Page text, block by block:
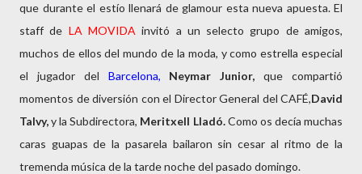
que durante el estío llenará de glamour esta nueva apuesta. El
staff de LA MOVIDA invitó a un selecto grupo de amigos,
muchos de ellos del mundo de la moda, y como estrella especial
el jugador del Barcelona, Neymar Junior, que compartió
momentos de diversión con el Director General del CAFÉ,David
Talvy,y la Subdirectora, Meritxell Lladó.Como os decía muchas
caras guapas de la pasarela bailaron sin cesar al ritmo de la
tremenda música de la tarde noche del pasado domingo.